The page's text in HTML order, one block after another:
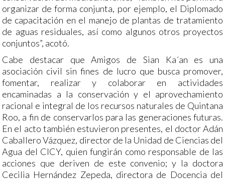
organizar de forma conjunta, por ejemplo, el Diplomado
de capacitación en el manejo de plantas de tratamiento
de aguas residuales, así como algunos otros proyectos
conjuntos”, acotó.
Cabe destacar que Amigos de Sian Ka´an es una
asociación civil sin fines de lucro que busca promover,
fomentar, realizar y colaborar en actividades
encaminadas a la conservación y el aprovechamiento
racional e integral de los recursos naturales de Quintana
Roo, a fin de conservarlos para las generaciones futuras.
En el acto también estuvieron presentes, el doctor Adán
Caballero Vázquez, director de la Unidad de Ciencias del
Agua del CICY, quien fungirán como responsable de las
acciones que deriven de este convenio; y la doctora
Cecilia Hernández Zepeda, directora de Docencia del